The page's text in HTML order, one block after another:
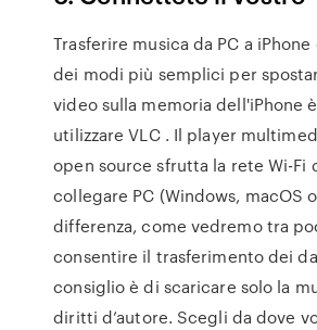
Trasferire musica da PC a iPhone
dei modi più semplici per
video sulla memoria dell'iPhone
utilizzare VLC . Il player
open source sfrutta la rete Wi-Fi
collegare PC (Windows, macOS
differenza, come vedremo tra
consentire il trasferimento dei
consiglio è di scaricare solo la
diritti d’autore. Scegli da dove